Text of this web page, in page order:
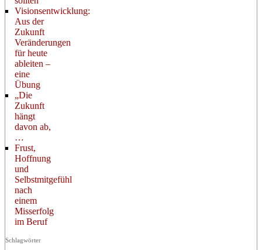
Visionsentwicklung:
Aus der
Zukunft
Veränderungen
für heute
ableiten –
eine
Übung
„Die
Zukunft
hängt
davon ab,
…
Frust,
Hoffnung
und
Selbstmitgefühl
nach
einem
Misserfolg
im Beruf
Schlagwörter